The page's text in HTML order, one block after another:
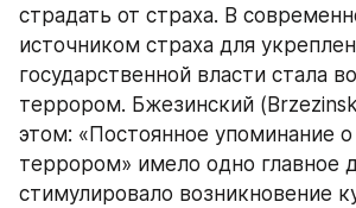
страдать от страха. В
источником страха для
государственной власти стала
террором. Бжезинский
этом: «Постоянное упоминание
террором» имело одно главное
стимулировало возникновение